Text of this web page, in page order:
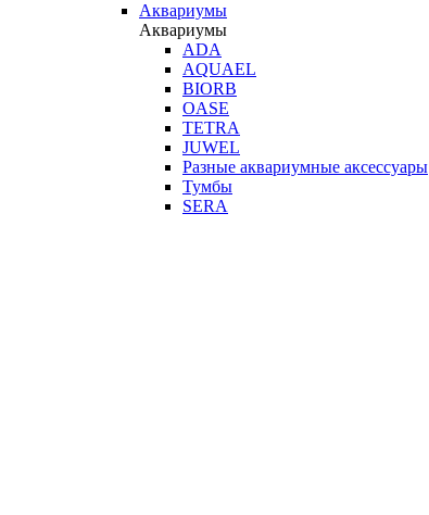
Аквариумы
Аквариумы
ADA
AQUAEL
BIORB
OASE
TETRA
JUWEL
Разные аквариумные аксессуары
Тумбы
SERA